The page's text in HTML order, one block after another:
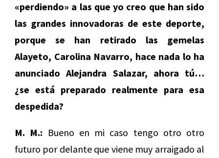
«perdiendo» a las que yo creo que han sido
las grandes innovadoras de este deporte,
porque se han retirado las gemelas
Alayeto, Carolina Navarro, hace nada lo ha
anunciado Alejandra Salazar, ahora tú…
¿se está preparado realmente para esa
despedida?
M. M.: Bueno en mi caso tengo otro otro
futuro por delante que viene muy arraigado al